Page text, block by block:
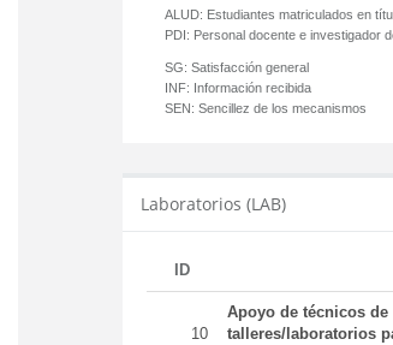
ALUD: Estudiantes matriculados en
PDI: Personal docente e investigador
SG: Satisfacción general
INF: Información recibida
SEN: Sencillez de los mecanismos
Laboratorios (LAB)
ID
10
Apoyo de técnicos
talleres/laboratorios